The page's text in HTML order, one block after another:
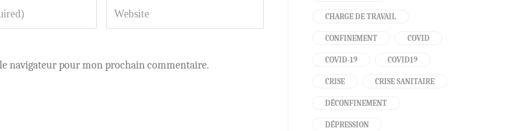
navigateur pour mon prochain commentaire.
CHARGE DE TRAVAIL
CONFINEMENT COVID
COVID-19 COVID19
CRISE CRISE SANITAIRE
DÉCONFINEMENT
DÉPRESSION